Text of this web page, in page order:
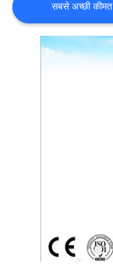
समाचार
सबसे अच्छी कीमत